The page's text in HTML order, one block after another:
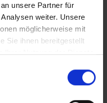
unsere Partner für
weiter. Unsere
möglicherweise mit
Sie ihnen bereitgestellt
Ihrer Nutzung der Dienste
- lässt sich hier ein
schaffen. Ein Balkon in
mit separatem
runden das
ab.
großzügiger